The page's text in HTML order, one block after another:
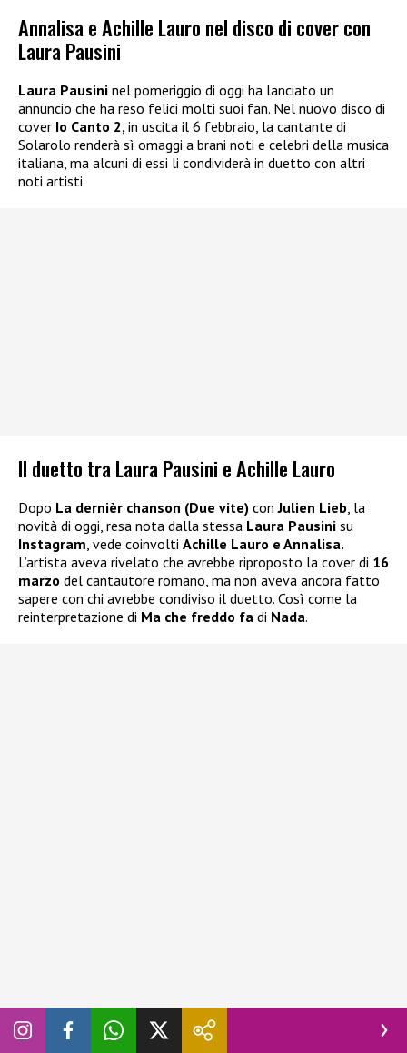
Annalisa e Achille Lauro nel disco di cover con
Laura Pausini
Laura Pausini nel pomeriggio di oggi ha lanciato un
annuncio che ha reso felici molti suoi fan. Nel nuovo disco di
cover Io Canto 2,in uscita il 6 febbraio, la cantante di
Solarolo renderà sì omaggi a brani noti e celebri della musica
italiana, ma alcuni di essi li condividerà in duetto con altri
noti artisti.
Il duetto tra Laura Pausini e Achille Lauro
Dopo La dernièr chanson (Due vite) con Julien Lieb , la
novità di oggi, resa nota dalla stessa Laura Pausini su
Instagram , vede coinvolti Achille Lauro e Annalisa.
L’artista aveva rivelato che avrebbe riproposto la cover di 16
marzo del cantautore romano, ma non aveva ancora fatto
sapere con chi avrebbe condiviso il duetto. Così come la
reinterpretazione di Ma che freddo fa di Nada.